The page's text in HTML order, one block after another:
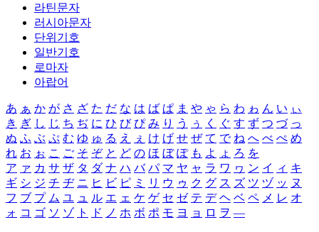
라틴문자
러시아문자
단위기호
일반기호
로마자
아랍어
あ ぁ か が さ ざ た だ な は ば ぱ ま や ゃ ら わ ゎ ん い ぃ
き ぎ し じ ち ぢ に ひ び ぴ み り う ぅ く ぐ す ず つ づ っ
ぬ ふ ぶ ぷ む ゆ ゅ る え ぇ け げ せ ぜ て で ね へ べ ぺ め
れ お ぉ こ ご そ ぞ と ど の ほ ぼ ぽ も よ ょ ろ を
ア ァ カ サ ザ タ ダ ナ ハ バ パ マ ヤ ャ ラ ワ ヮ ン イ ィ キ
ギ シ ジ チ ヂ ニ ヒ ビ ピ ミ リ ウ ゥ ク グ ス ズ ツ ヅ ッ ヌ
フ ブ プ ム ユ ュ ル エ ェ ケ ゲ セ ゼ テ デ ヘ ベ ペ メ レ オ
ォ コ ゴ ソ ゾ ト ド ノ ホ ボ ポ モ ヨ ョ ロ ヲ ―